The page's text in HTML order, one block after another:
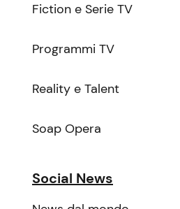
Fiction e Serie TV
Programmi TV
Reality e Talent
Soap Opera
Social News